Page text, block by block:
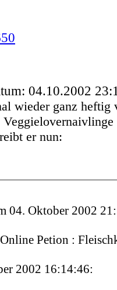
04.10.2002
wieder ganz heftig
er nun:
04. Oktober 2002
Petion :
2002 16:14:46: